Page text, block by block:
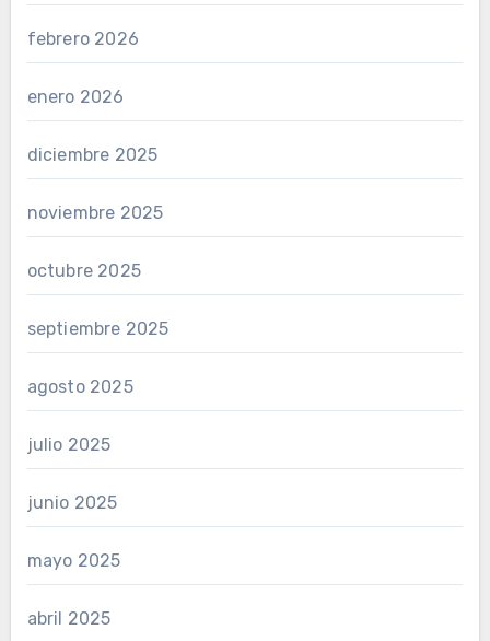
febrero 2026
enero 2026
diciembre 2025
noviembre 2025
octubre 2025
septiembre 2025
agosto 2025
julio 2025
junio 2025
mayo 2025
abril 2025